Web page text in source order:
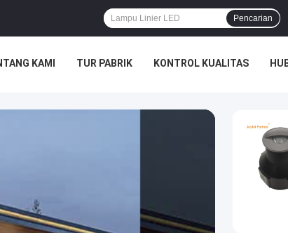
Pencarian
KAMI TUR PABRIK KONTROL KUALITAS